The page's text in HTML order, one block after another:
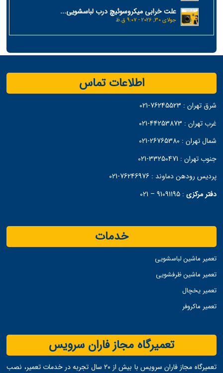
علت خرابی میکروسوئیچ درب لباسشویی...
جولای 30, 2026 - 9:07 ق.ظ
اطلاعات تماس
شرق تهران : 76245523-021
غرب تهران : 44253873-021
شمال تهران :
جنوب تهران : 33250471-021
پردیس رودهن دماوند :76246976-021
دفتر مرکزی :
91091195 – 021
خدمات
تعمیر ماشین لباسشویی
تعمیر ماشین ظرفشویی
تعمیر یخچال
تعمیر ماکروفر
تعمیرگاه مجاز فاران سرویس
تعمیرگاه مجاز فاران سرویس با بیش از ۲۰ سال تجربه در خدمات تعمیر، نصب